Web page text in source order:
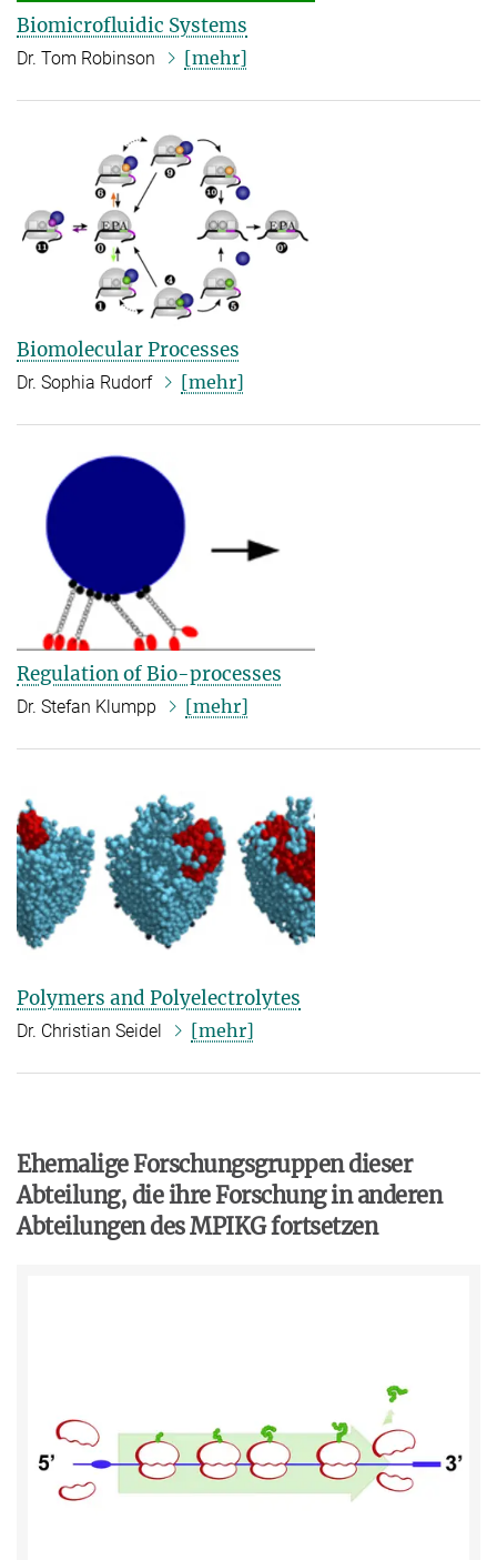
Biomicrofluidic Systems
Dr. Tom Robinson [mehr]
Biomolecular Processes
Dr. Sophia Rudorf [mehr]
Regulation of Bio-processes
Dr. Stefan Klumpp [mehr]
Polymers and Polyelectrolytes
Dr. Christian Seidel [mehr]
Ehemalige Forschungsgruppen dieser
Abteilung, die ihre Forschung in anderen
Abteilungen des MPIKG fortsetzen